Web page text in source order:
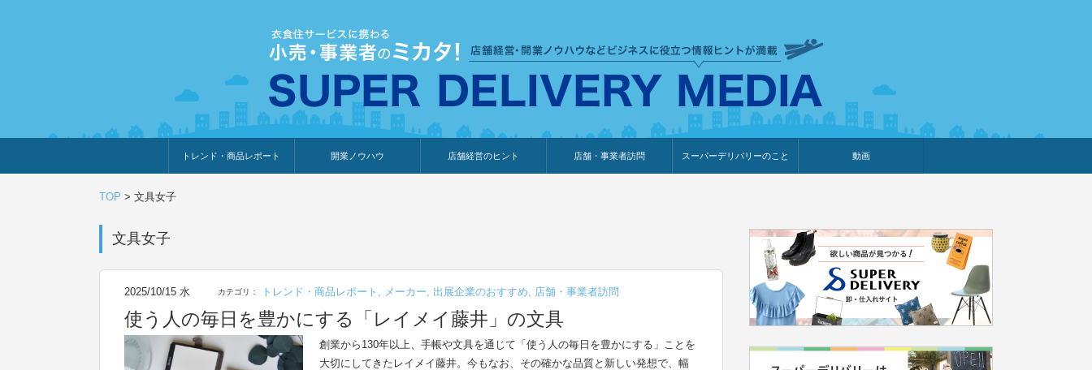
トレンド・商品レポート 開業ノウハウ 店舗経営のヒント 店舗・事業者訪問 スーパーデリバリーのこと 動画
TOP > 文具女子
文具女子
2025/10/15 水 カテゴリ： トレンド・商品レポート , メーカー, 出展企業のおすすめ, 店舗・事業者訪問
使う人の毎日を豊かにする「レイメイ藤井」の文具
創業から130年以上、手帳や文具を通じて「使う人の毎日を豊かにする」ことを
大切にしてきたレイメイ藤井。今もなお、その確かな品質と新しい発想で、幅